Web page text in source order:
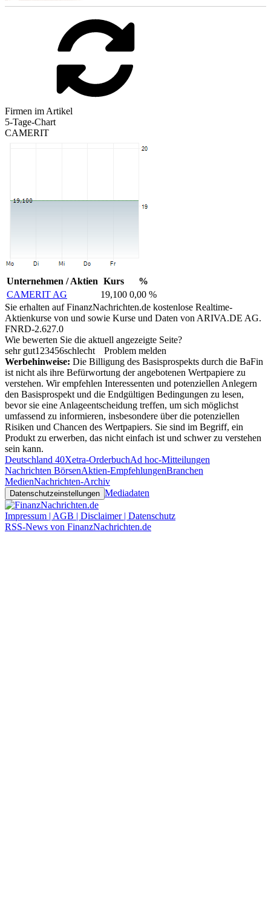
Firmen im Artikel
5-Tage-Chart
CAMERIT
Unternehmen / Aktien Kurs
%
CAMERIT AG
19,100 0,00 %
Sie erhalten auf FinanzNachrichten.de kostenlose Realtime-
Aktienkurse von und sowie Kurse und Daten von ARIVA.DE AG.
FNRD-2.627.0
Wie bewerten Sie die aktuell angezeigte Seite?
sehr gut1 23456schlecht
Problem melden
Werbehinweise: Die Billigung des Basisprospekts durch die BaFin
ist nicht als ihre Befürwortung der angebotenen Wertpapiere zu
verstehen. Wir empfehlen Interessenten und potenziellen Anlegern
den Basisprospekt und die Endgültigen Bedingungen zu lesen,
bevor sie eine Anlageentscheidung treffen, um sich möglichst
umfassend zu informieren, insbesondere über die potenziellen
Risiken und Chancen des Wertpapiers. Sie sind im Begriff, ein
Produkt zu erwerben, das nicht einfach ist und schwer zu verstehen
sein kann.
Deutschland 40Xetra-OrderbuchAd hoc-Mitteilungen
Nachrichten BörsenAktien-EmpfehlungenBranchen
MedienNachrichten-Archiv
Datenschutzeinstellungen Mediadaten
Impressum | AGB | Disclaimer | Datenschutz
RSS-News von FinanzNachrichten.de